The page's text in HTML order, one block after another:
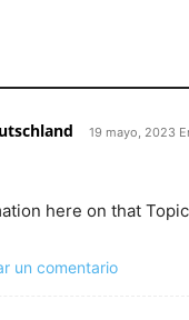
19 mayo, 2023
here on that
un comentario